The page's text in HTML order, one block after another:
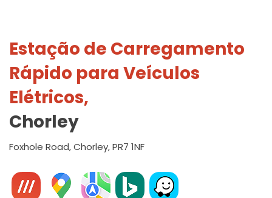
Estação de Carregamento
Rápido para Veículos
Elétricos,
Chorley
Foxhole Road, Chorley, PR7 1NF